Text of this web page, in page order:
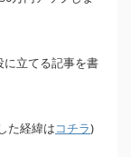
に立てる記事を書
た経緯はコチラ)